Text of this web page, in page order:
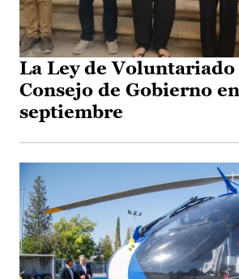
La Ley de Voluntariado
Consejo de Gobierno en
septiembre